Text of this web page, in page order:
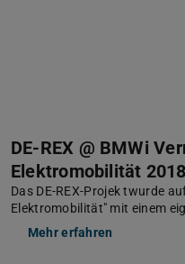
DE-REX @ BMWi
Elektromobilität 2018
Das DE-REX-Projek twurde
Elektromobilität" mit einem
Mehr erfahren